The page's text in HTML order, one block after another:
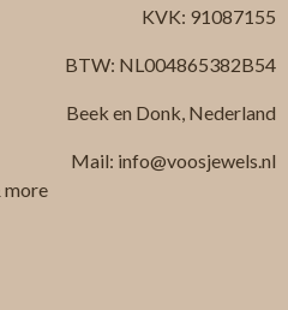
KVK: 91087155
BTW: NL004865382B54
Beek en Donk, Nederland
Mail: info@voosjewels.nl
more